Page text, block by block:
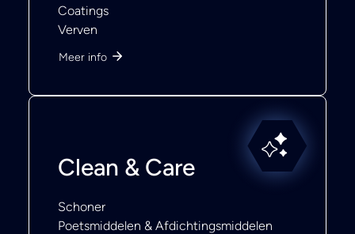
Coatings
Verven
Meer info
Clean & Care
Schoner
Poetsmiddelen & Afdichtingsmiddelen